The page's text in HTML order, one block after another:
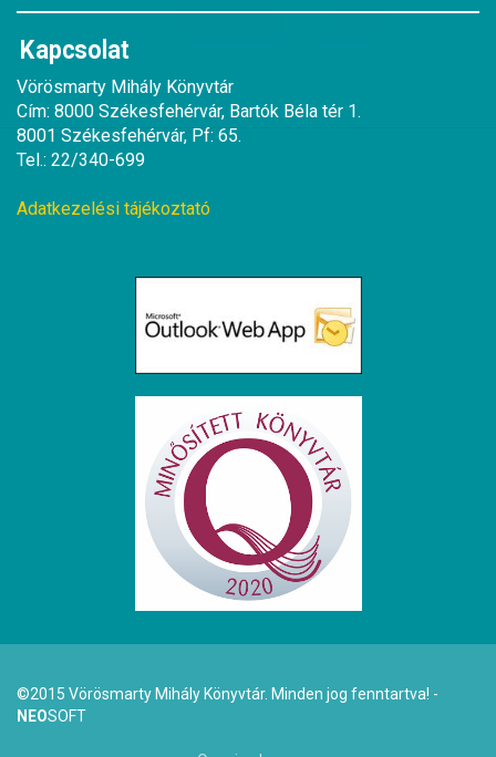
Kapcsolat
Vörösmarty Mihály Könyvtár
Cím: 8000 Székesfehérvár, Bartók Béla tér 1.
8001 Székesfehérvár, Pf: 65.
Tel.: 22/340-699
Adatkezelési tájékoztató
©2015 Vörösmarty Mihály Könyvtár. Minden jog fenntartva! -
NEOSOFT